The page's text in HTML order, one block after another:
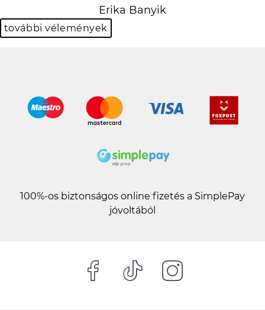
Erika Banyik
további vélemények
100%-os biztonságos online fizetés a SimplePay
jóvoltából